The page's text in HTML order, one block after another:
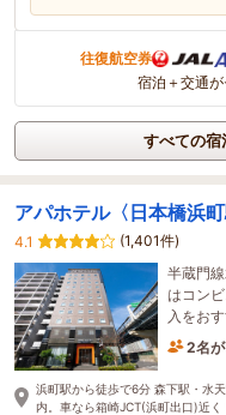
往復航空券
宿泊＋交通
すべての宿
アパホテル〈日本橋浜町
4.1
(1,401件)
半蔵門
はコン
入をお
2名が
2時
浜町駅から徒歩で6分 森下駅・水
内。車なら箱崎JCT(浜町出口)近く